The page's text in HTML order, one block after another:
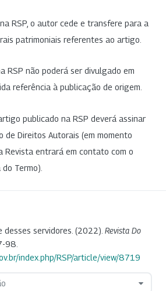
RSP, o autor cede e transfere para a
patrimoniais referentes ao artigo.
RSP não poderá ser divulgado em
referência à publicação de origem.
publicado na RSP deverá assinar
de Direitos Autorais (em momento
Revista entrará em contato com o
Termo).
servidores. (2022). Revista Do
98.
index.php/RSP/article/view/8719